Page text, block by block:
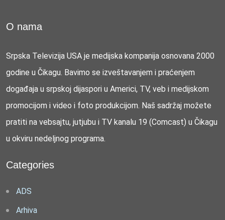
O nama
Srpska Televizija USA je medijska kompanija osnovana 2000
godine u Čikagu. Bavimo se izveštavanjem i praćenjem
događaja u srpskoj dijaspori u Americi, TV, veb i medijskom
promocijom i video i foto produkcijom. Naš sadržaj možete
pratiti na vebsajtu, jutjubu i TV kanalu 19 (Comcast) u Čikagu
u okviru nedeljnog programa.
Categories
ADS
Arhiva